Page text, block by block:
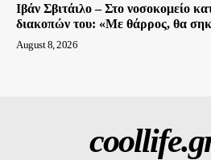
Ιβάν Σβιτάιλο – Στο νοσοκομείο
διακοπών του: «Με θάρρος, θα
August 8, 2026